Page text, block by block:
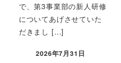
で、第3事業部の新人研修
についてあげさせていた
だきまし […]
2026年7月31日